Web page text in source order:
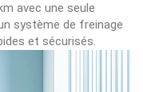
avec une seule
système de freinage
et sécurisés.